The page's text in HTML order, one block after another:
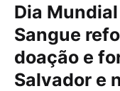
Dia
Sangue
doação e
Salvador e